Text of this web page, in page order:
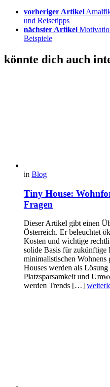
vorheriger Artikel
und Reisetipps
nächster Artikel
Beispiele
könnte dich auch
in Blog
Tiny House:
Fragen
Dieser Artikel gibt einen
Österreich. Er beleuchtet
Kosten und wichtige
solide Basis für zukünftige
minimalistischen
Houses werden als
Platzsparsamkeit und
werden Trends […]